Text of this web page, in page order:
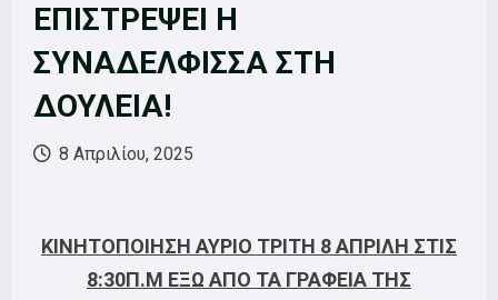
ΕΠΙΣΤΡΕΨΕΙ Η
ΣΥΝΑΔΕΛΦΙΣΣΑ ΣΤΗ
ΔΟΥΛΕΙΑ!
8 Απριλίου, 2025
ΚΙΝΗΤΟΠΟΙΗΣΗ ΑΥΡΙΟ ΤΡΙΤΗ 8 ΑΠΡΙΛΗ ΣΤΙΣ
8:30Π.Μ ΕΞΩ ΑΠΟ ΤΑ ΓΡΑΦΕΙΑ ΤΗΣ